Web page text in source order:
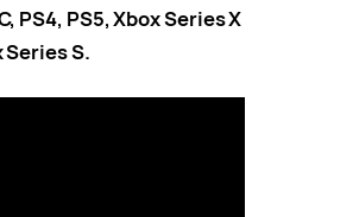
PS4, PS5, Xbox Series X
Series S.